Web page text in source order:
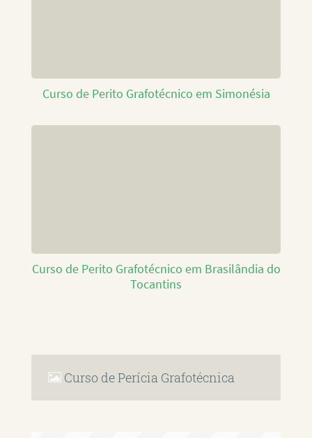
Curso de Perito Grafotécnico em Simonésia
Curso de Perito Grafotécnico em Brasilândia do
Tocantins
Curso de Perícia Grafotécnica